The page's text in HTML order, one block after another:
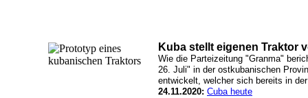
Kuba stellt eigenen Traktor
Wie die Parteizeitung "Granma"
26. Juli" in der ostkubanischen
entwickelt, welcher sich bereits in
24.11.2020: Cuba heute